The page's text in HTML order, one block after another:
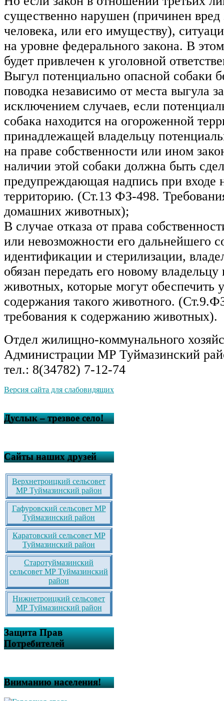
существенно нарушен (причинен вред
человека, или его имуществу),
на уровне федерального закона. В
будет привлечен к уголовной
Выгул потенциально опасной собаки
поводка независимо от места выгула
исключением случаев, если
собака находится на огороженной
принадлежащей владельцу
на праве собственности или ином
наличии этой собаки должна быть
предупреждающая надпись при входе
территорию. (Ст.13 ФЗ-498.
домашних животных);
В случае отказа от права
или невозможности его дальнейшего
идентификации и стерилизации,
обязан передать его новому
животных, которые могут обеспечить
содержания такого животного.
требования к содержанию животных).
Отдел жилищно-коммунального
Администрации МР Туймазинский
тел.: 8(34782) 7-12-74
Версия сайта для слабовидящих
Дуслык – трезвое село!
Сайты наших друзей
Верхнетроицкий сельсовет
МР Туймазинский район
Гафуровский сельсовет МР
Туймазинский район
Каратовский сельсовет МР
Туймазинский район
Старотуймазинский
сельсовет МР Туймазинский
район
Нижнетроицкий сельсовет
МР Туймазинский район
Защита Прав
Потребителей
Вниманию населения!